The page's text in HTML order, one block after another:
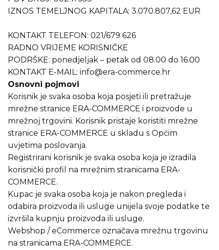
IZNOS TEMELJNOG KAPITALA: 3.070.807,62 EUR
KONTAKT TELEFON: 021/679 626
RADNO VRIJEME KORISNIČKE
PODRŠKE: ponedjeljak – petak od 08.00 do 16.00
KONTAKT E-MAIL: info@era-commerce.hr
Osnovni pojmovi
Korisnik je svaka osoba koja posjeti ili pretražuje
mrežne stranice ERA-COMMERCE i proizvode u
mrežnoj trgovini. Korisnik pristaje koristiti mrežne
stranice ERA-COMMERCE u skladu s Općim
uvjetima poslovanja.
Registrirani korisnik je svaka osoba koja je izradila
korisnički profil na mrežnim stranicama ERA-
COMMERCE.
Kupac je svaka osoba koja je nakon pregleda i
odabira proizvoda ili usluge unijela svoje podatke te
izvršila kupnju proizvoda ili usluge.
Webshop / eCommerce označava mrežnu trgovinu
na stranicama ERA-COMMERCE.